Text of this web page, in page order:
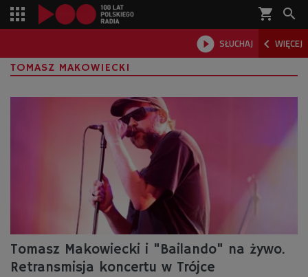
shopping_cart 
 SŁUCHAJ  WIĘCEJ

TOMASZ MAKOWIECKI
Tomasz Makowiecki i "Bailando" na żywo.
Retransmisja koncertu w Trójce